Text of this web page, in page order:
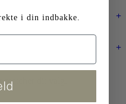
+
+
dit valg.
i din indbakke.